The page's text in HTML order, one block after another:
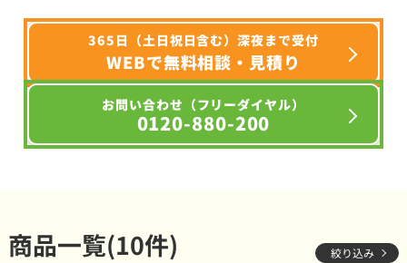
365日（土日祝日含む）深夜まで受付
WEBで無料相談・見積り
お問い合わせ（フリーダイヤル）
0120-880-200
商品一覧(10件) 絞り込み